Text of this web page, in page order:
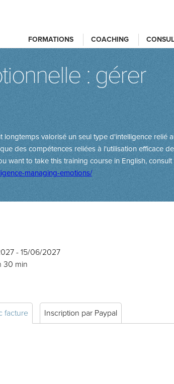
FORMATIONS COACHING
: gérer
valorisé un seul type d'intelligence relié
des compétences reliées à l'utilisation efficace
want to take this training course in English,
managing-emotions/
- 15/06/2027
30 min
facture Inscription par Paypal